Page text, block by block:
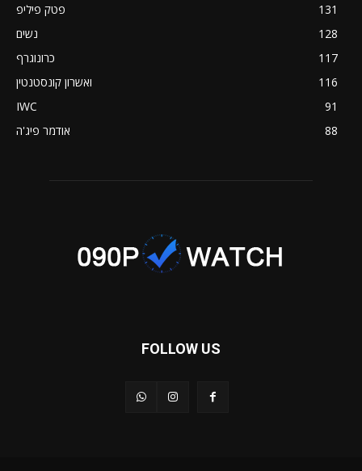
פטק פיליפ
131
נשים
128
כרונוגרף
117
ואשרון קונסטנטין
116
IWC
91
אודמר פיג'ה
88
FOLLOW US